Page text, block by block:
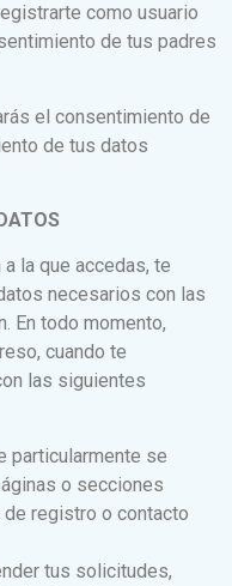
como usuario
de tus padres
el consentimiento de
de tus datos
la que accedas, te
necesarios con las
En todo momento,
cuando te
las siguientes
particularmente se
o secciones
registro o contacto
tus solicitudes,